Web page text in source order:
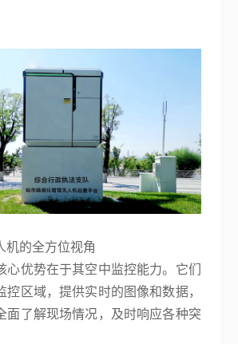
机的全方位视角
心优势在于其空中监控能力。它们
控区域，提供实时的图像和数据，
面了解现场情况，及时响应各种突